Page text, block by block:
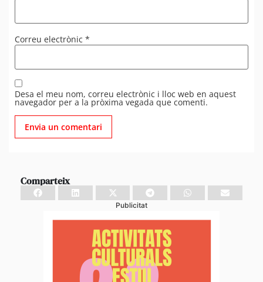
Correu electrònic *
Desa el meu nom, correu electrònic i lloc web en aquest
navegador per a la pròxima vegada que comenti.
Comparteix
Publicitat